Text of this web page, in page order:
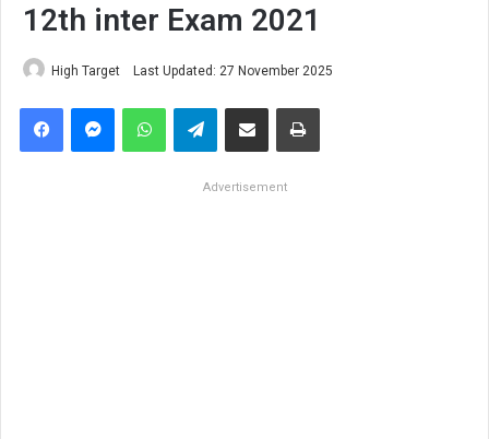
12th inter Exam 2021
High Target Last Updated: 27 November 2025
FacebookMessengerWhatsAppTelegramShare via Email Print
Advertisement